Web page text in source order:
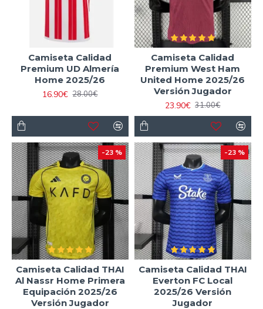
Camiseta Calidad
Premium UD Almería
Home 2025/26
16.90€ 28.00€
Camiseta Calidad
Premium West Ham
United Home 2025/26
Versión Jugador
23.90€ 31.00€
-23 %
Camiseta Calidad THAI
Al Nassr Home Primera
Equipación 2025/26
Versión Jugador
-23 %
Camiseta Calidad THAI
Everton FC Local
2025/26 Versión
Jugador